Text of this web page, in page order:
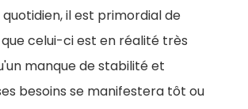
il est primordial de
celui-ci est en réalité très
manque de stabilité et
besoins se manifestera tôt ou